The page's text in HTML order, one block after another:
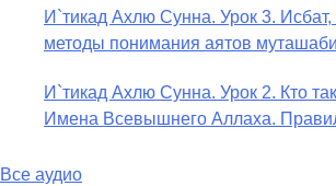
не пришло в Коране и Сунне?
Таймийи
И`тикад Ахлю Сунна. Урок 3.
методы понимания аятов
Что означает утверждение сифата
образа)?
И`тикад Ахлю Сунна. Урок 2. Кто
Имена Всевышнего Аллаха.
Все аудио